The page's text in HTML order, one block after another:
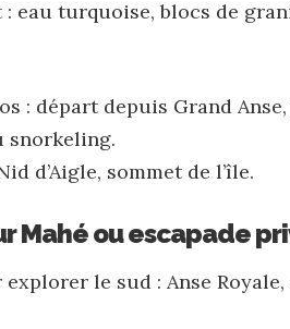
: eau turquoise, blocs de
: départ depuis Grand
snorkeling.
d’Aigle, sommet de l’île.
Mahé ou escapade
le sud : Anse Royale,